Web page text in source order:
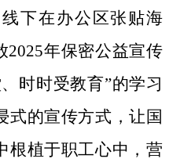
下在办公区张贴海
2025年保密公益宣传
时时受教育”的学习
式的宣传方式，让国
根植于职工心中，营